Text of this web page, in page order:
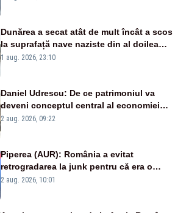
Dunărea a secat atât de mult încât a scos
la suprafață nave naziste din al doilea
război mondial
1 aug. 2026, 23:10
Daniel Udrescu: De ce patrimoniul va
deveni conceptul central al economiei
viitoare?
2 aug. 2026, 09:22
Piperea (AUR): România a evitat
retrogradarea la junk pentru că era o
catastrofă pentru bănci și fondurile de
2 aug. 2026, 10:01